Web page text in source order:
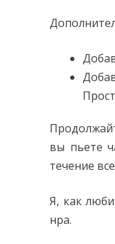
вы пьете
течение
Я, как
нра.